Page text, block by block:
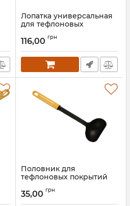
Лопатка универсальная
для тефлоновых
Артикул: 001117
116,00 грн
Половник для
тефлоновых покрытий
Артикул: 1131
35,00 грн